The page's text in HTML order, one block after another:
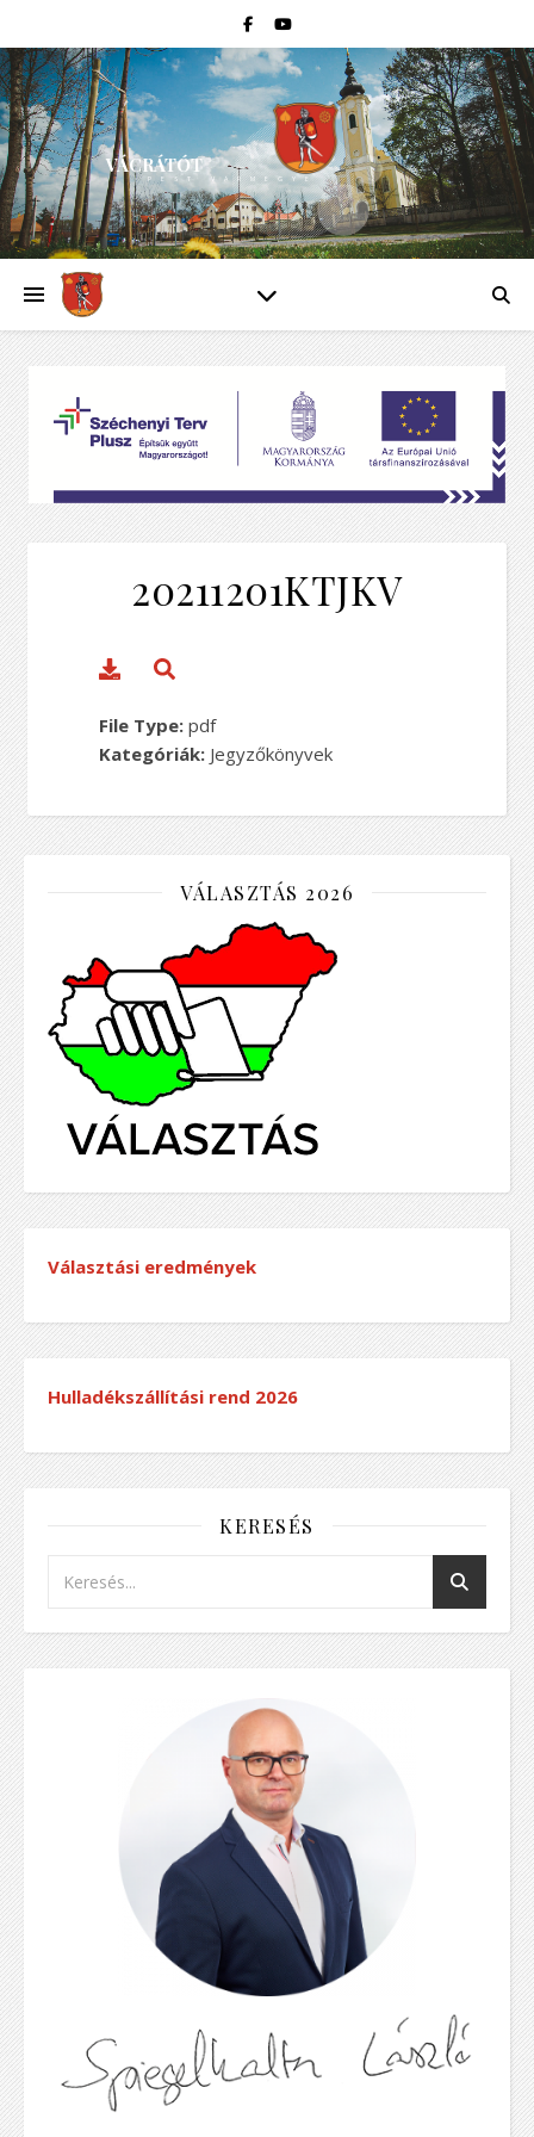
VÁCRÁTÓT
PEST VÁRMEGYE
20211201KTJKV
File Type: pdf
Kategóriák: Jegyzőkönyvek
VÁLASZTÁS 2026
Választási eredmények
Hulladékszállítási rend 2026
KERESÉS